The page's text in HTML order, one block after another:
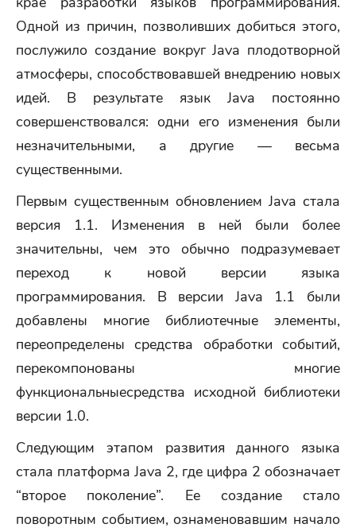
Одной из причин, позволивших добиться этого,
послужило создание вокруг Java плодотворной
атмосферы, способствовавшей внедрению новых
идей. В результате язык Java постоянно
совершенствовался: одни его изменения были
незначительными, а другие — весьма
существенными.
Первым существенным обновлением Java стала
версия 1.1. Изменения в ней были более
значительны, чем это обычно подразумевает
переход к новой версии языка
программирования. В версии Java 1.1 были
добавлены многие библиотечные элементы,
переопределены средства обработки событий,
перекомпонованы многие
функциональныесредства исходной библиотеки
версии 1.0.
Следующим этапом развития данного языка
стала платформа Java 2, где цифра 2 обозначает
“второе поколение”. Ее создание стало
поворотным событием, ознаменовавшим начало